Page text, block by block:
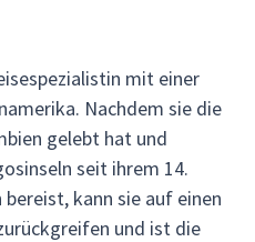
mit einer
Nachdem sie die
gelebt hat und
seit ihrem 14.
kann sie auf einen
und ist die